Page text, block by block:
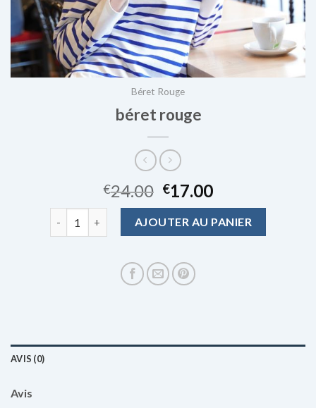
Béret Rouge
béret rouge
€24.00 €17.00
quantité de béret rougeAJOUTER AU PANIER
AVIS (0)
Avis